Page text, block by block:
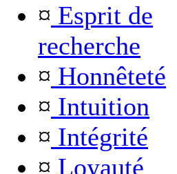
¤ Esprit de
recherche
¤ Honnêteté
¤ Intuition
¤ Intégrité
¤ Loyauté